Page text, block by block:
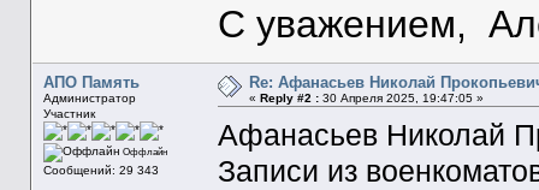
С уважением,
АПО Память
Администратор
Участник
Оффлайн
Сообщений: 29 343
Re: Афанасьев Николай
«Reply #2 : 30 Апреля 2025, 19:47:05 »
Афанасьев Николай
Записи из